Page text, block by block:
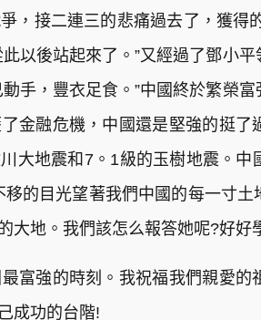
，接二連三的悲痛過去了，獲得
以後站起來了。”又經過了鄧小
手，豐衣足食。”中國終於繁榮
金融危機，中國還是堅強的挺了
大地震和7。1級的玉樹地震。中
的目光望著我們中國的每一寸土
大地。我們該怎么報答她呢?好好
富強的時刻。我祝福我們親愛的
成功的台階!